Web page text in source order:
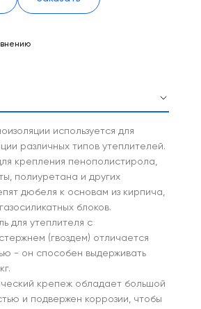
используется для
различных типов утеплителей.
крепления пенополистирола,
полиуретана и других
дюбеля к основам из кирпича,
блоков.
для утеплителя с
(гвоздем) отличается
- он способен выдерживать
крепеж обладает большой
и подвержен коррозии, чтобы